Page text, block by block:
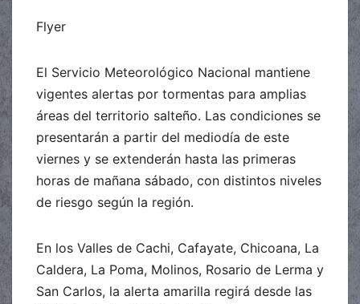
Flyer
El Servicio Meteorológico Nacional mantiene
vigentes alertas por tormentas para amplias
áreas del territorio salteño. Las condiciones se
presentarán a partir del mediodía de este
viernes y se extenderán hasta las primeras
horas de mañana sábado, con distintos niveles
de riesgo según la región.
En los Valles de Cachi, Cafayate, Chicoana, La
Caldera, La Poma, Molinos, Rosario de Lerma y
San Carlos, la alerta amarilla regirá desde las